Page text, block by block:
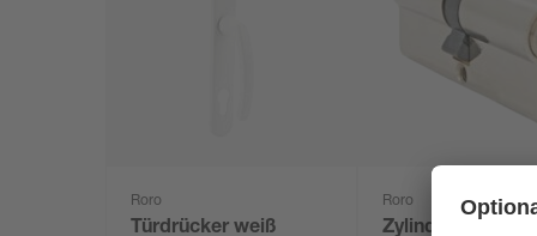
Roro
Türdrücker weiß
Roro
Zylinder für Holz-